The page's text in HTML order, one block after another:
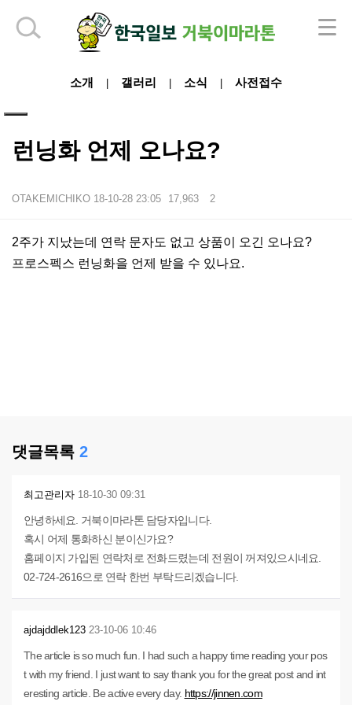
소개 갤러리 소식 사전접수
런닝화 언제 오나요?
OTAKEMICHIKO 18-10-28 23:05 17,963 2
본문
2주가 지났는데 연락 문자도 없고 상품이 오긴 오나요?
프로스펙스 런닝화을 언제 받을 수 있나요.
댓글목록 2
최고관리자 18-10-30 09:31
안녕하세요. 거북이마라톤 담당자입니다.
혹시 어제 통화하신 분이신가요?
홈페이지 가입된 연락처로 전화드렸는데 전원이 꺼져있으시네요.
02-724-2616으로 연락 한번 부탁드리겠습니다.
ajdajddlek123 23-10-06 10:46
The article is so much fun. I had such a happy time reading your pos
t with my friend. I just want to say thank you for the great post and int
eresting article. Be active every day. https://jinnen.com
하단 영역